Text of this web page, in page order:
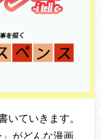
いていきます。
がどんな漫画